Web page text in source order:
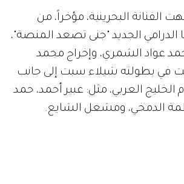
الفنانة البحرينية، مؤخراً، من
الجديد "جنى تصعد المنصة"،
عواد الشمري، وإخراج محمد
في بطولته شيلاء سبت إلى جانب
العربي، مثل: عبير أحمد، حمد
الدمخي، ومشعل الشايع.